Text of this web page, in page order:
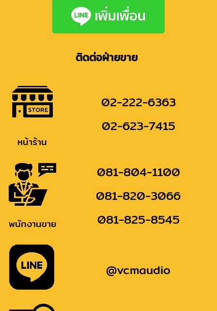
ติดต่อฝ่ายขาย
หน้าร้าน
02-222-6363
02-623-7415
พนักงานขาย
081-804-1100
081-820-3066
081-825-8545
@vcmaudio